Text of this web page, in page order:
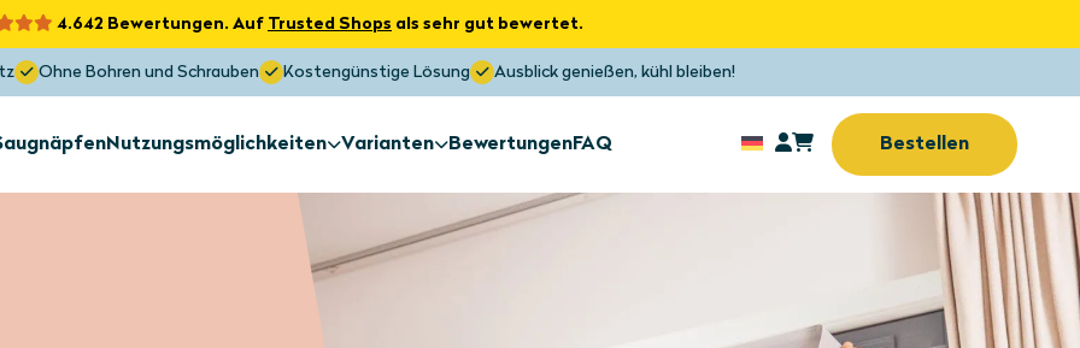
4.642 Bewertungen. Auf Trusted Shops als sehr gut bewertet.
Ohne Bohren und Schrauben Kostengünstige Lösung Ausblick genießen, kühl bleiben!
Nutzungsmöglichkeiten
Sonnenschutz
Sondermaße
Sonnenschutz
ohne Bohren oder
Varianten BewertungenFAQ Bestellen